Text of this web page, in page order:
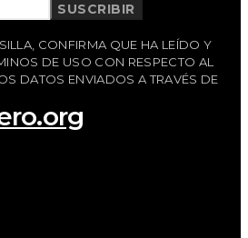
SUSCRIBIR
CONFIRMA QUE HA LEÍDO Y
DE USO CON RESPECTO AL
DATOS ENVIADOS A TRAVÉS DE